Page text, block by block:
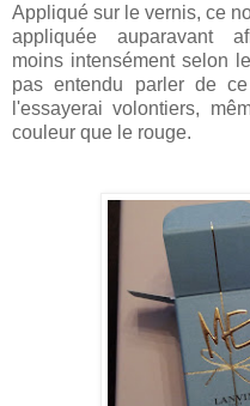
Appliqué sur le vernis, ce
appliquée
moins intensément selon
pas entendu parler de
l'essayerai volontiers,
couleur que le rouge.